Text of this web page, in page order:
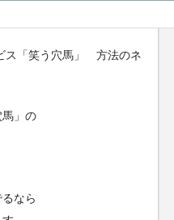
ス「笑う穴馬」 方法のネ
」の
なら